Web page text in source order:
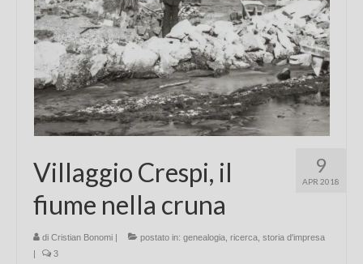
9
APR 2018
Villaggio Crespi, il
fiume nella cruna
di Cristian Bonomi | postato in: genealogia ricerca storia d'impresa
|
3